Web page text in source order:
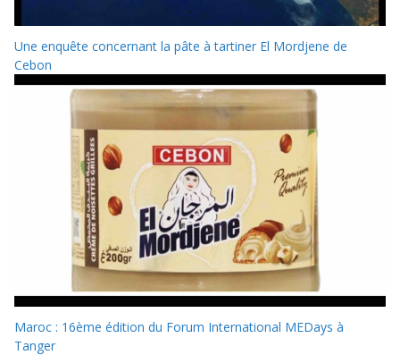
Une enquête concernant la pâte à tartiner El Mordjene de
Cebon
Maroc : 16ème édition du Forum International MEDays à
Tanger